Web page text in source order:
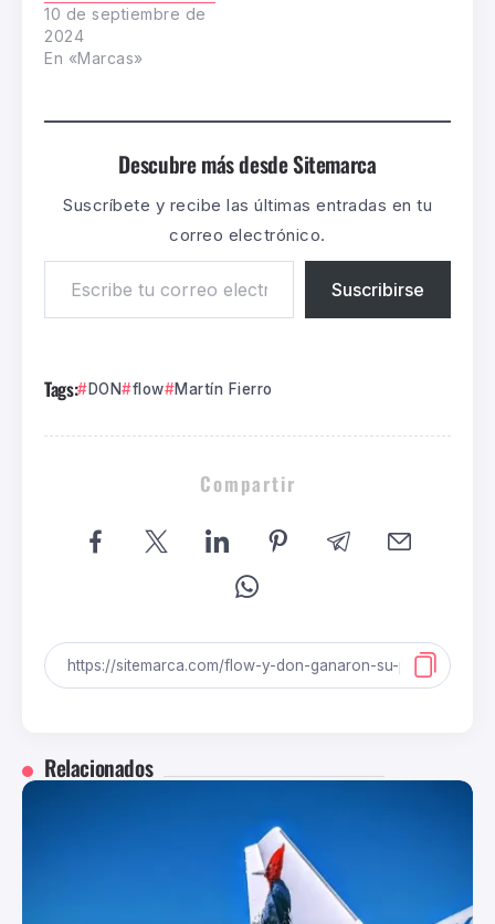
10 de septiembre de
2024
En «Marcas»
Descubre más desde Sitemarca
Suscríbete y recibe las últimas entradas en tu
correo electrónico.
Suscribirse
Tags: DON flow Martín Fierro
Compartir
Relacionados